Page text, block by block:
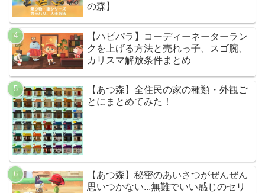
の森】
【ハピパラ】コーディーネーターラン
クを上げる方法と売れっ子、スゴ腕、
カリスマ解放条件まとめ
【あつ森】全住民の家の種類・外観ご
とにまとめてみた！
【あつ森】秘密のあいさつがぜんぜん
思いつかない...無難でいい感じのセリ